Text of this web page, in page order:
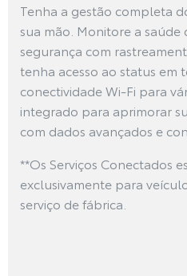
Tenha a gestão completa
sua mão. Monitore a
segurança com
tenha acesso ao status em
conectividade Wi-Fi para
integrado para aprimorar
com dados avançados e
**Os Serviços Conectados
exclusivamente para
serviço de fábrica.